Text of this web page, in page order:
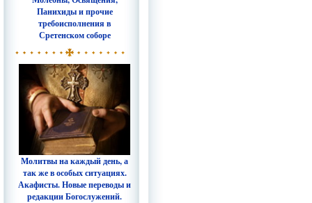
Панихиды и прочие
требоисполнения в
Сретенском соборе
Молитвы на каждый день, а
так же в особых ситуациях.
Акафисты. Новые переводы и
редакции Богослужений.